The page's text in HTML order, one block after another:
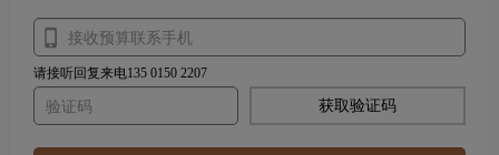
请接听回复来电135 0150 2207
获取验证码